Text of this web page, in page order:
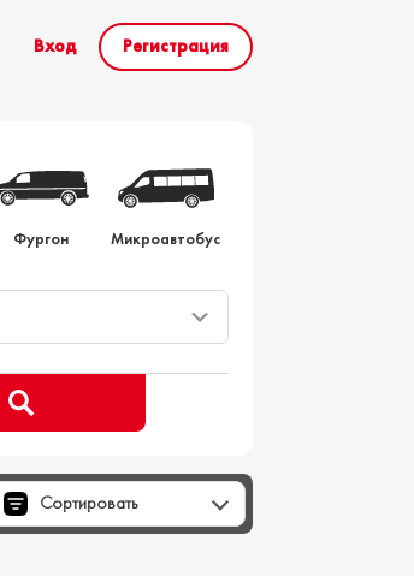
Вход Регистрация
Фургон Микроавтобус
Сортировать